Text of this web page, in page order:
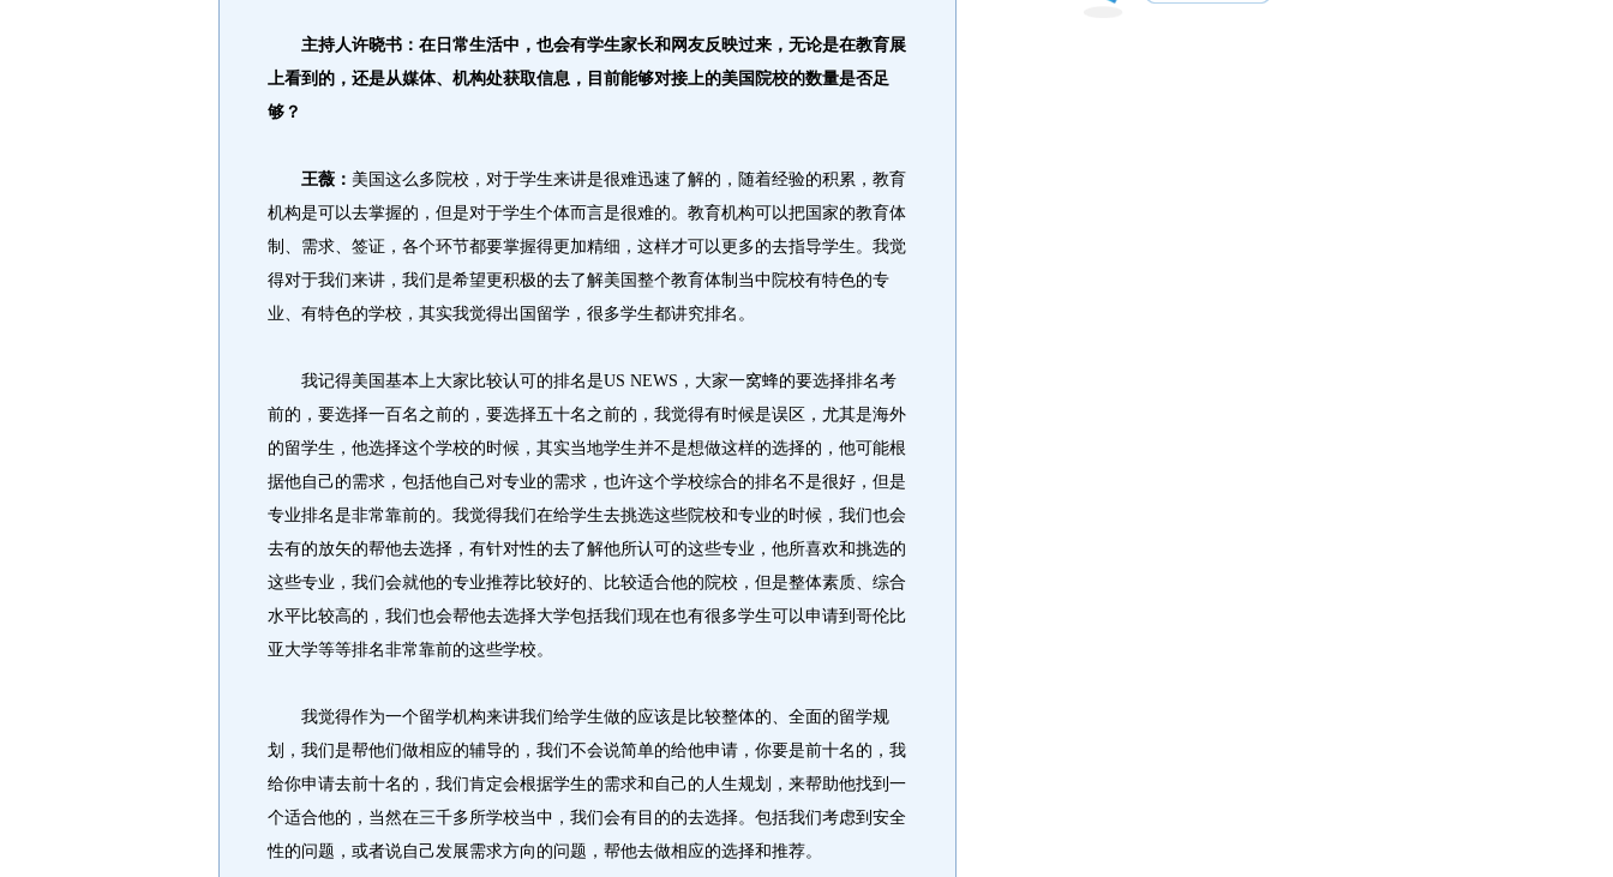
主持人许晓书：在日常生活中，也会有学生家长和网友反映过来，无论是在教育展
上看到的，还是从媒体、机构处获取信息，目前能够对接上的美国院校的数量是否足
够？
王薇： 美国这么多院校，对于学生来讲是很难迅速了解的，随着经验的积累，教育
机构是可以去掌握的，但是对于学生个体而言是很难的。教育机构可以把国家的教育体
制、需求、签证，各个环节都要掌握得更加精细，这样才可以更多的去指导学生。我觉
得对于我们来讲，我们是希望更积极的去了解美国整个教育体制当中院校有特色的专
业、有特色的学校，其实我觉得出国留学，很多学生都讲究排名。
我记得美国基本上大家比较认可的排名是US NEWS，大家一窝蜂的要选择排名考
前的，要选择一百名之前的，要选择五十名之前的，我觉得有时候是误区，尤其是海外
的留学生，他选择这个学校的时候，其实当地学生并不是想做这样的选择的，他可能根
据他自己的需求，包括他自己对专业的需求，也许这个学校综合的排名不是很好，但是
专业排名是非常靠前的。我觉得我们在给学生去挑选这些院校和专业的时候，我们也会
去有的放矢的帮他去选择，有针对性的去了解他所认可的这些专业，他所喜欢和挑选的
这些专业，我们会就他的专业推荐比较好的、比较适合他的院校，但是整体素质、综合
水平比较高的，我们也会帮他去选择大学包括我们现在也有很多学生可以申请到哥伦比
亚大学等等排名非常靠前的这些学校。
我觉得作为一个留学机构来讲我们给学生做的应该是比较整体的、全面的留学规
划，我们是帮他们做相应的辅导的，我们不会说简单的给他申请，你要是前十名的，我
给你申请去前十名的，我们肯定会根据学生的需求和自己的人生规划，来帮助他找到一
个适合他的，当然在三千多所学校当中，我们会有目的的去选择。包括我们考虑到安全
性的问题，或者说自己发展需求方向的问题，帮他去做相应的选择和推荐。